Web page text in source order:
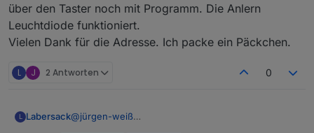
über den Taster noch mit Programm. Die Anlern
Leuchtdiode funktioniert.
Vielen Dank für die Adresse. Ich packe ein Päckchen.
L J 2 Antworten 0
L Labersack@jürgen-weiß